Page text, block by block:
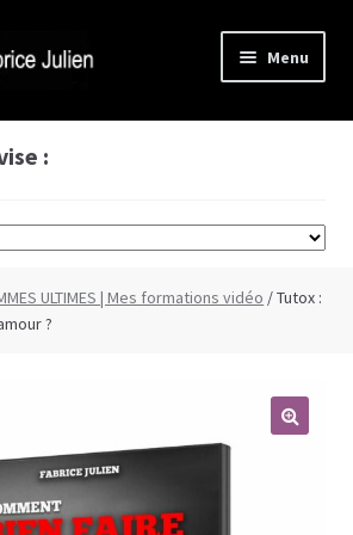
Menu
bien faire l’amour
:
ULTIMES | Mes formations vidéo / Tutox :
?